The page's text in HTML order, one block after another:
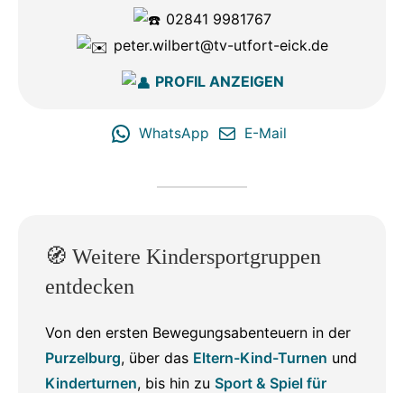
02841 9981767
peter.wilbert@tv-utfort-eick.de
PROFIL ANZEIGEN
WhatsApp E-Mail
🧭 Weitere Kindersportgruppen
entdecken
Von den ersten Bewegungsabenteuern in der
Purzelburg, über das Eltern-Kind-Turnen und
Kinderturnen, bis hin zu Sport & Spiel für